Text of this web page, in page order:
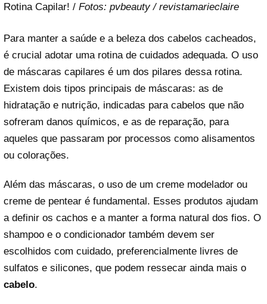
Rotina Capilar! / Fotos: pvbeauty / revistamarieclaire
Para manter a saúde e a beleza dos cabelos cacheados,
é crucial adotar uma rotina de cuidados adequada. O uso
de máscaras capilares é um dos pilares dessa rotina.
Existem dois tipos principais de máscaras: as de
hidratação e nutrição, indicadas para cabelos que não
sofreram danos químicos, e as de reparação, para
aqueles que passaram por processos como alisamentos
ou colorações.
Além das máscaras, o uso de um creme modelador ou
creme de pentear é fundamental. Esses produtos ajudam
a definir os cachos e a manter a forma natural dos fios. O
shampoo e o condicionador também devem ser
escolhidos com cuidado, preferencialmente livres de
sulfatos e silicones, que podem ressecar ainda mais o
cabelo.